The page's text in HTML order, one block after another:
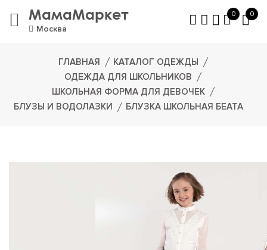
МамаМаркет
Москва
0 0
ГЛАВНАЯ
КАТАЛОГ ОДЕЖДЫ
ОДЕЖДА ДЛЯ ШКОЛЬНИКОВ
ШКОЛЬНАЯ ФОРМА ДЛЯ ДЕВОЧЕК
БЛУЗЫ И ВОДОЛАЗКИ
БЛУЗКА ШКОЛЬНАЯ БЕАТА